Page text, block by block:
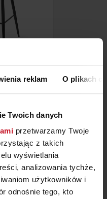
reklam O plikach
Twoich danych
przetwarzamy Twoje
z takich
wyświetlania
analizowania tychże,
użytkowników i
odnośnie tego, kto
W SALONIE